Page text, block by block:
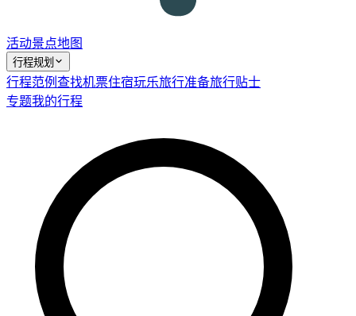
活动景点地图
行程规划
行程范例 查找机票住宿玩乐旅行准备旅行贴士
专题我的行程